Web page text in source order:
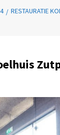
RESTAURATIE